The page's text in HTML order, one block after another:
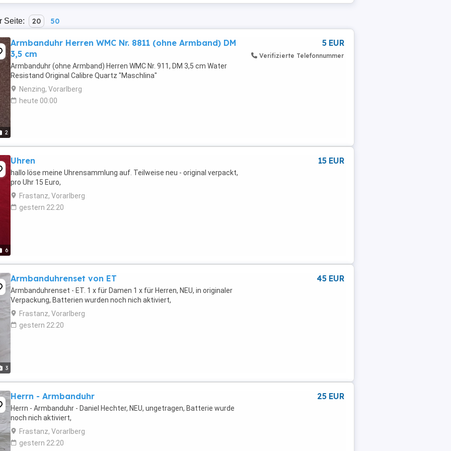
Seite: 20 50
2
Armbanduhr Herren WMC Nr. 8811 (ohne Armband) DM
3,5 cm
Armbanduhr (ohne Armband) Herren WMC Nr. 911, DM 3,5 cm Water
Resistand Original Calibre Quartz "Maschlina"
Nenzing, Vorarlberg
heute 00:00
5 EUR
Verifizierte Telefonnummer
6
Uhren
hallo löse meine Uhrensammlung auf. Teilweise neu - original verpackt,
pro Uhr 15 Euro,
Frastanz, Vorarlberg
gestern 22:20
15 EUR
3
Armbanduhrenset von ET
Armbanduhrenset - ET. 1 x für Damen 1 x für Herren, NEU, in originaler
Verpackung, Batterien wurden noch nich aktiviert,
Frastanz, Vorarlberg
gestern 22:20
45 EUR
Herrn - Armbanduhr
Herrn - Armbanduhr - Daniel Hechter, NEU, ungetragen, Batterie wurde
noch nich aktiviert,
Frastanz, Vorarlberg
gestern 22:20
25 EUR